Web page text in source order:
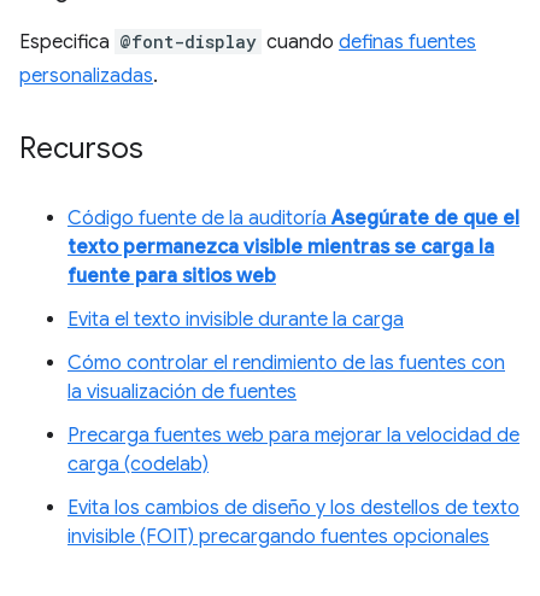
Especifica @font-display cuando definas fuentes
personalizadas.
Recursos
Código fuente de la auditoríaAsegúrate de que el
texto permanezca visible mientras se carga la
fuente para sitios web
Evita el texto invisible durante la carga
Cómo controlar el rendimiento de las fuentes con
la visualización de fuentes
Precarga fuentes web para mejorar la velocidad de
carga (codelab)
Evita los cambios de diseño y los destellos de texto
invisible (FOIT) precargando fuentes opcionales